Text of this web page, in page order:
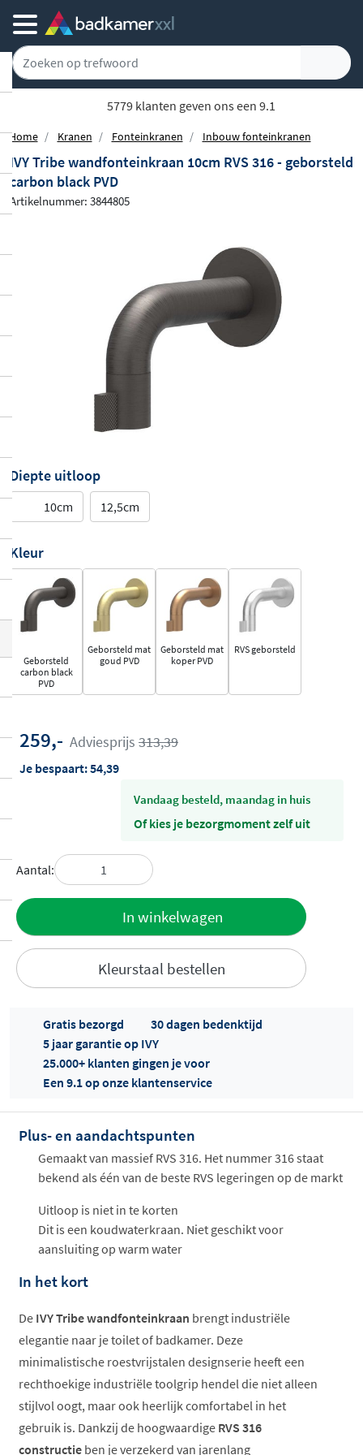
Gratis bezorgd vanaf 100,-
Home Kranen Fonteinkranen Inbouw fonteinkranen
IVY Tribe wandfonteinkraan 10cm RVS 316 - geborsteld
carbon black PVD
Artikelnummer: 3844805
Diepte uitloop
10cm 12,5cm
Kleur
Geborsteld
carbon black
PVD
Geborsteld mat
goud PVD
Geborsteld mat
koper PVD
RVS geborsteld
259,- Adviesprijs 313,39
Je bespaart:54,39
vandaag besteld, maandag in huis
Of kies je bezorgmoment zelf uit
Aantal:
In winkelwagen
Kleurstaal bestellen
Offertes
Gratis bezorgd
30 dagen bedenktijd
5 jaar garantie op IVY
25.000+ klanten gingen je voor
Een 9.1 op onze klantenservice
Plus- en aandachtspunten
Gemaakt van massief RVS 316. Het nummer 316 staat
bekend als één van de beste RVS legeringen op de markt
Uitloop is niet in te korten
Dit is een koudwaterkraan. Niet geschikt voor
aansluiting op warm water
In het kort
De IVY Tribe wandfonteinkraan brengt industriële
elegantie naar je toilet of badkamer. Deze
minimalistische roestvrijstalen designserie heeft een
rechthoekige industriële toolgrip hendel die niet alleen
stijlvol oogt, maar ook heerlijk comfortabel in het
gebruik is. Dankzij de hoogwaardige RVS 316
constructie ben je verzekerd van jarenlang